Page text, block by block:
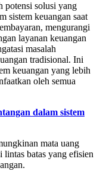
potensi solusi yang
sistem keuangan saat
mengurangi
layanan keuangan
masalah
tradisional. Ini
keuangan yang lebih
oleh semua
dalam sistem
mata uang
lintas batas yang efisien